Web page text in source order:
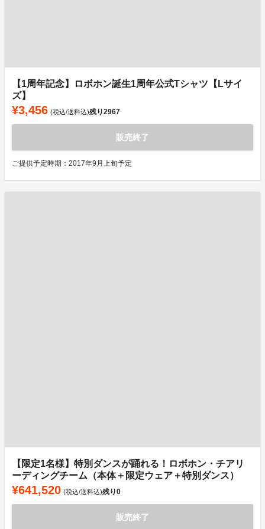
【1周年記念】ロボホン誕生1周年公式Tシャツ【Lサイ
ズ】
¥3,456 (税込/送料込)残り2967
販売終了
ご提供予定時期：2017年9月上旬予定
【限定1名様】特別ダンスが踊れる！ロボホン・チアリ
ーディングチーム（本体＋限定ウェア＋特別ダンス）
¥641,520 (税込/送料込)残り0
販売終了